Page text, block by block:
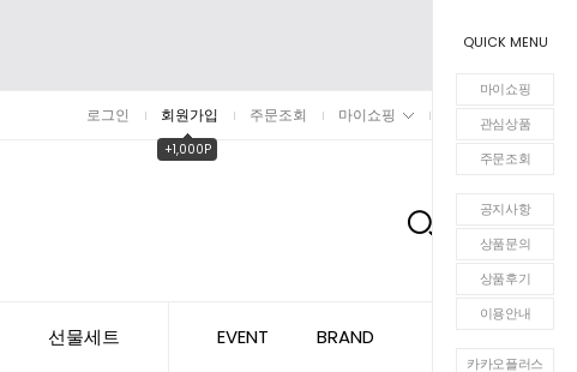
QUICK MENU
마이쇼핑
관심상품
주문조회
공지사항
상품문의
상품후기
이용안내
카카오플러스
로그인 회원가입
+1,000P
주문조회 마이쇼핑 장바구니
선물세트 EVENT BRAND